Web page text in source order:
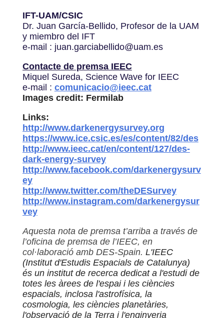
IFT-UAM/CSIC
Dr. Juan García-Bellido, Profesor de la UAM
y miembro del IFT
e-mail : juan.garciabellido@uam.es
Contacte de premsa IEEC
Miquel Sureda, Science Wave for IEEC
e-mail : comunicacio@ieec.cat
Images credit: Fermilab
Links:
http://www.darkenergysurvey.org
https://www.ice.csic.es/es/content/82/des
http://www.ieec.cat/en/content/127/des-
dark-energy-survey
http://www.facebook.com/darkenergysurv
ey
http://www.twitter.com/theDESurvey
http://www.instagram.com/darkenergysur
vey
Aquesta nota de premsa t’arriba a través de
l’oficina de premsa de l’IEEC, en
col·laboració amb DES-Spain. L'IEEC
(Institut d'Estudis Espacials de Catalunya)
és un institut de recerca dedicat a l'estudi de
totes les àrees de l'espai i les ciències
espacials, inclosa l'astrofísica, la
cosmologia, les ciències planetàries,
l'observació de la Terra i l'enginyeria